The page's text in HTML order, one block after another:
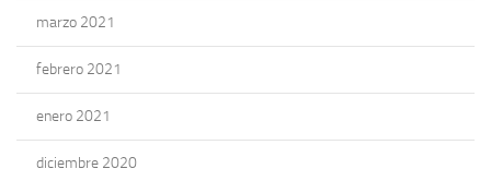
marzo 2021
febrero 2021
enero 2021
diciembre 2020